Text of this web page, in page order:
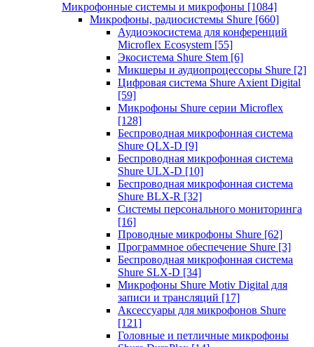
Микрофонные системы и микрофоны [1084]
Микрофоны, радиосистемы Shure [660]
Аудиоэкосистема для конференций
Microflex Ecosystem [55]
Экосистема Shure Stem [6]
Микшеры и аудиопроцессоры Shure [2]
Цифровая система Shure Axient Digital
[59]
Микрофоны Shure серии Microflex
[128]
Беспроводная микрофонная система
Shure QLX-D [9]
Беспроводная микрофонная система
Shure ULX-D [10]
Беспроводная микрофонная система
Shure BLX-R [32]
Системы персонального мониторинга
[16]
Проводные микрофоны Shure [62]
Программное обеспечение Shure [3]
Беспроводная микрофонная система
Shure SLX-D [34]
Микрофоны Shure Motiv Digital для
записи и трансляций [17]
Аксессуары для микрофонов Shure
[121]
Головные и петличные микрофоны